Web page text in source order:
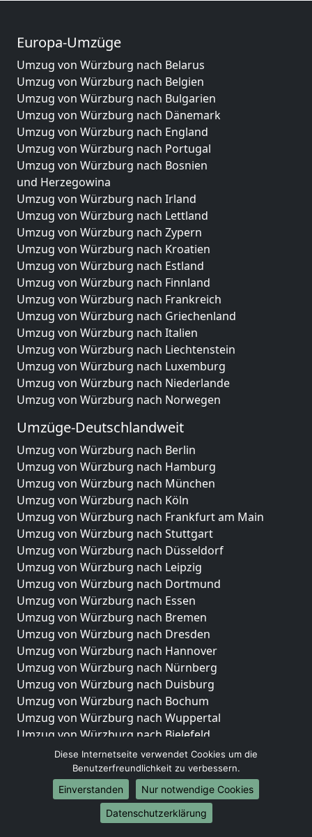
Europa-Umzüge
Umzug von Würzburg nach Belarus
Umzug von Würzburg nach Belgien
Umzug von Würzburg nach Bulgarien
Umzug von Würzburg nach Dänemark
Umzug von Würzburg nach England
Umzug von Würzburg nach Portugal
Umzug von Würzburg nach Bosnien
und Herzegowina
Umzug von Würzburg nach Irland
Umzug von Würzburg nach Lettland
Umzug von Würzburg nach Zypern
Umzug von Würzburg nach Kroatien
Umzug von Würzburg nach Estland
Umzug von Würzburg nach Finnland
Umzug von Würzburg nach Frankreich
Umzug von Würzburg nach Griechenland
Umzug von Würzburg nach Italien
Umzug von Würzburg nach Liechtenstein
Umzug von Würzburg nach Luxemburg
Umzug von Würzburg nach Niederlande
Umzug von Würzburg nach Norwegen
Umzüge-Deutschlandweit
Umzug von Würzburg nach Berlin
Umzug von Würzburg nach Hamburg
Umzug von Würzburg nach München
Umzug von Würzburg nach Köln
Umzug von Würzburg nach Frankfurt am Main
Umzug von Würzburg nach Stuttgart
Umzug von Würzburg nach Düsseldorf
Umzug von Würzburg nach Leipzig
Umzug von Würzburg nach Dortmund
Umzug von Würzburg nach Essen
Umzug von Würzburg nach Bremen
Umzug von Würzburg nach Dresden
Umzug von Würzburg nach Hannover
Umzug von Würzburg nach Nürnberg
Umzug von Würzburg nach Duisburg
Umzug von Würzburg nach Bochum
Umzug von Würzburg nach Wuppertal
Umzug von Würzburg nach Bielefeld
Umzug von Würzburg nach Bonn
Umzug von Würzburg nach Münster
Internationale-Umzüge
Umzug von Würzburg nach Brasilien
Diese Internetseite verwendet Cookies um die
Benutzerfreundlichkeit zu verbessern.
Einverstanden
Nur notwendige Cookies
Datenschutzerklärung